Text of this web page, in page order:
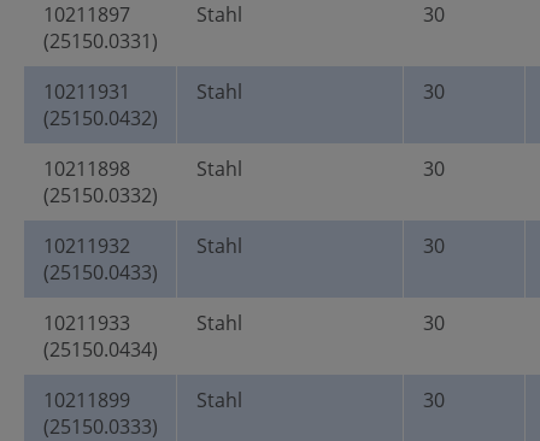
10211897
(25150.0331)
Stahl 30
10211931
(25150.0432)
Stahl 30
10211898
(25150.0332)
Stahl 30
10211932
(25150.0433)
Stahl 30
10211933
(25150.0434)
Stahl 30
10211899
(25150.0333)
Stahl 30